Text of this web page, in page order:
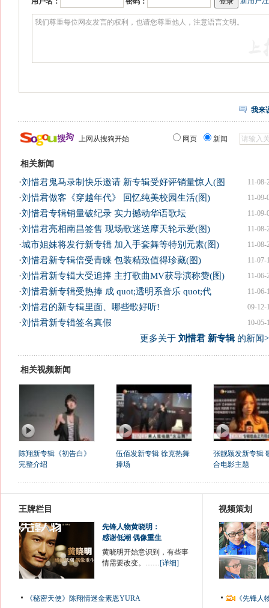
我来
上网从搜狗开始 网页 新闻
相关新闻
11-08-
·刘惜君鬼马录制快乐邀请 新专辑受好评销量惊人(图
11-09-
·刘惜君做客《穿越年代》 回忆纯美校园生活(图)
11-09-
·刘惜君专辑销量破纪录 实力撼动华语歌坛
11-08-
·刘惜君亮相南昌签售 现场歌迷送摩天轮示爱(图)
11-08-
·城市姐妹将发行新专辑 加入手套舞等特别元素(图)
11-07-
·刘惜君新专辑倍受青睐 包装精致值得珍藏(图)
11-06-
·刘惜君新专辑大受追捧 主打歌曲MV获导演称赞(图)
11-06-
·刘惜君新专辑受热捧 成 quot;透明系音乐 quot;代
09-12-
·刘惜君的新专辑里面、哪些歌好听!
10-05-
·刘惜君新专辑签名真假
更多关于 刘惜君 新专辑的新闻
相关视频新闻
陈翔新专辑《初告白》
完整介绍
伍佰发新专辑 徐克热舞
捧场
张靓颖发新专辑
合电影主题
王牌栏目
先锋人物黄晓明：
感谢低潮 偶像重生
黄晓明开始意识到，有些事
情需要改变。……[详细]
《秘密天使》陈翔情迷金素恩YURA
视频策划
《先锋